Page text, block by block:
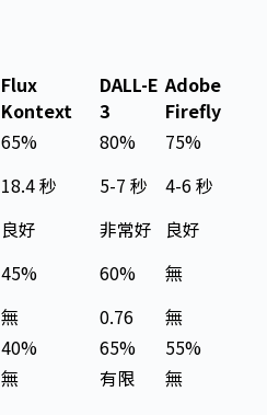
Flux
Kontext
DALL-E
3
Adobe
Firefly
65% 80%
75%
18.4 秒 5-7 秒
4-6 秒
良好 非常好
良好
45% 60%
無
無 0.76
無
40% 65%
55%
無 有限
無